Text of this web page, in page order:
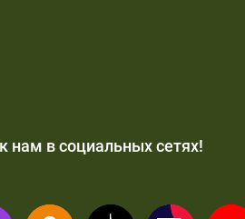
нам в социальных сетях!